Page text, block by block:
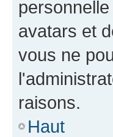
avatars et
vous ne
raisons.
Haut